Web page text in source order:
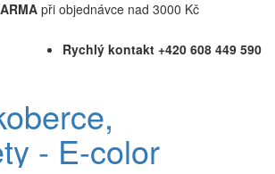
při objednávce nad 3000 Kč
Rychlý kontakt +420 608 449 590
- E-color